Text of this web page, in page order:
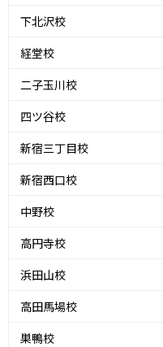
下北沢校
経堂校
二子玉川校
四ツ谷校
新宿三丁目校
新宿西口校
中野校
高円寺校
浜田山校
高田馬場校
巣鴨校